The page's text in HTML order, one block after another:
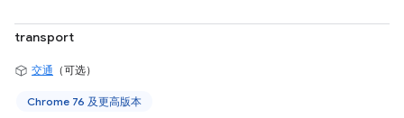
transport
交通 （可选）
Chrome 76 及更高版本